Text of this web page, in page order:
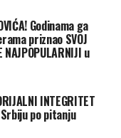
Godinama ga
priznao SVOJ
NAJPOPULARNIJI u
INTEGRITET
Srbiju po pitanju